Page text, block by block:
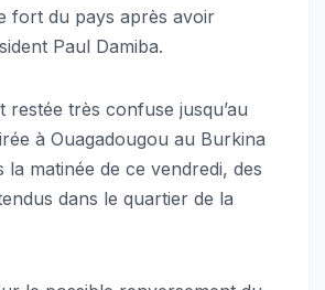
fort du pays après avoir
Paul Damiba.
restée très confuse jusqu’au
à Ouagadougou au Burkina
la matinée de ce vendredi, des
dans le quartier de la